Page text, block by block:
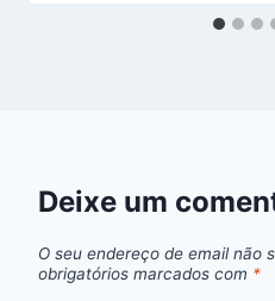
Deixe um
O seu endereço de email não
obrigatórios marcados com *